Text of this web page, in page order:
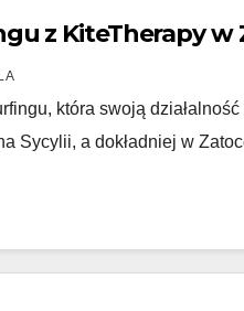
z KiteTherapy w
która swoją
Sycylii, a dokładniej w